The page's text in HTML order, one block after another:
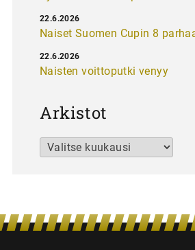
Naiset Suomen Cupin 8
22.6.2026
Naisten voittoputki venyy
22.6.2026
Arkistot
Arkistot